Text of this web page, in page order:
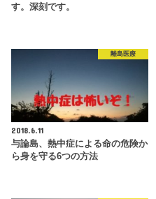
す。深刻です。
離島医療
2018.6.11
与論島、熱中症による命の危険か
ら身を守る6つの方法